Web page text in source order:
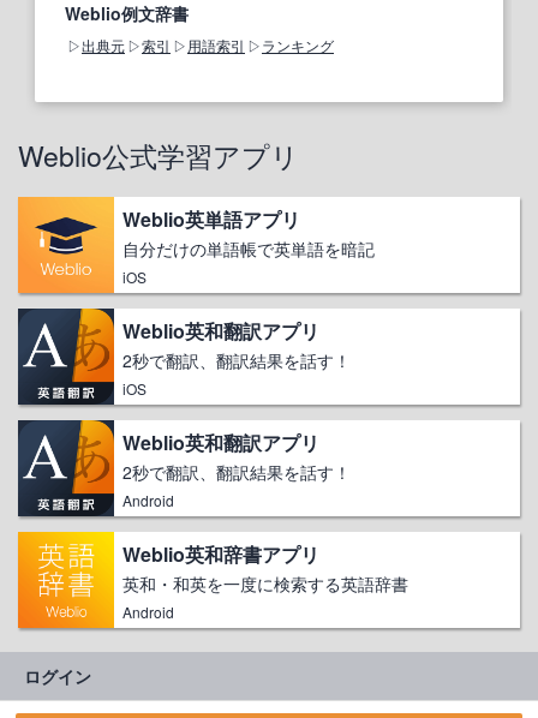
Weblio例文辞書
出典元 索引 用語索引 ランキング
Weblio公式学習アプリ
Weblio英単語アプリ
自分だけの単語帳で英単語を暗記
iOS
Weblio英和翻訳アプリ
2秒で翻訳、翻訳結果を話す！
iOS
Weblio英和翻訳アプリ
2秒で翻訳、翻訳結果を話す！
Android
Weblio英和辞書アプリ
英和・和英を一度に検索する英語辞書
Android
ログイン